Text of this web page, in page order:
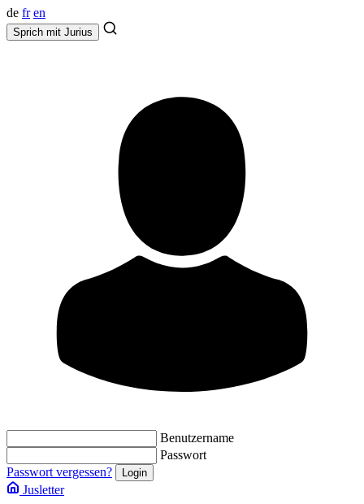
de fr en
Sprich mit Jurius
Benutzername
Passwort
Passwort vergessen?
Jusletter